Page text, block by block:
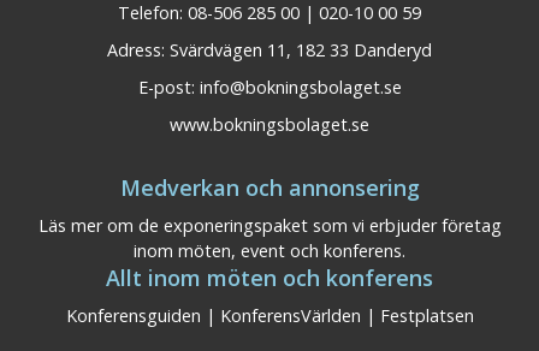
Telefon: 08-506 285 00 | 020-10 00 59
Adress: Svärdvägen 11, 182 33 Danderyd
E-post: info@bokningsbolaget.se
www.bokningsbolaget.se
Medverkan och annonsering
Läs mer om de exponeringspaket som vi erbjuder företag
inom möten, event och konferens.
Allt inom möten och konferens
Konferensguiden | KonferensVärlden | Festplatsen